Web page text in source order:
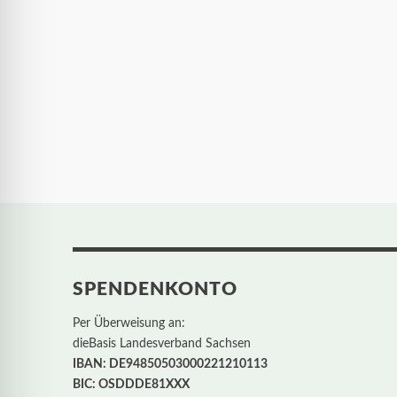
SPENDENKONTO
Per Überweisung an:
dieBasis Landesverband Sachsen
IBAN: DE94850503000221210113
BIC: OSDDDE81XXX